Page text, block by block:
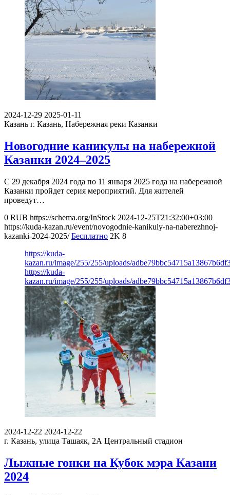
2024-12-29 2025-01-11
Казань г. Казань, Набережная реки Казанки
Новогодние каникулы на набережной
Казанки 2024–2025
С 29 декабря 2024 года по 11 января 2025 года на набережной
Казанки пройдет серия мероприятий. Для жителей
проведут…
0 RUB https://schema.org/InStock 2024-12-25T21:32:00+03:00
https://kuda-kazan.ru/event/novogodnie-kanikuly-na-naberezhnoj-
kazanki-2024-2025/ Бесплатно 2K 8
https://kuda-
kazan.ru/image/255/255/uploads/
https://kuda-
kazan.ru/image/255/255/uploads/
2024-12-22 2024-12-22
г. Казань, улица Ташаяк, 2А Центральный стадион
Лыжные гонки на Кубок мэра Казани
2024